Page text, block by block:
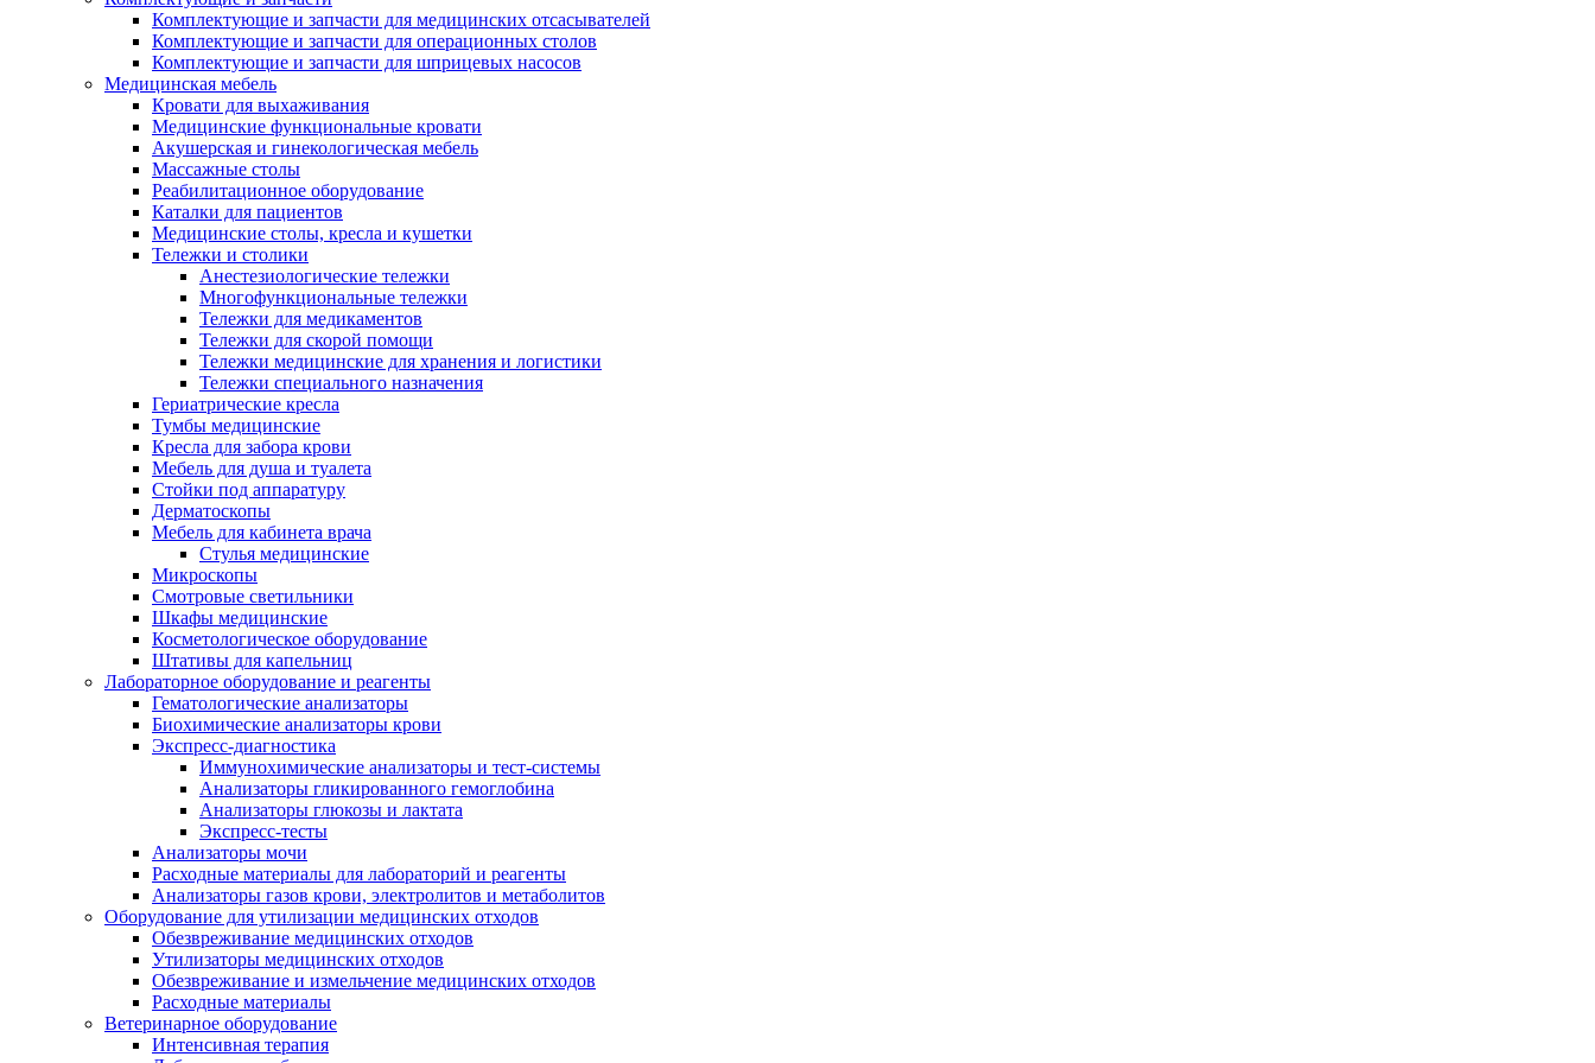
Комплектующие и запчасти для медицинских отсасывателей
Комплектующие и запчасти для операционных столов
Комплектующие и запчасти для шприцевых насосов
Медицинская мебель
Кровати для выхаживания
Медицинские функциональные кровати
Акушерская и гинекологическая мебель
Массажные столы
Реабилитационное оборудование
Каталки для пациентов
Медицинские столы, кресла и кушетки
Тележки и столики
Анестезиологические тележки
Многофункциональные тележки
Тележки для медикаментов
Тележки для скорой помощи
Тележки медицинские для хранения и логистики
Тележки специального назначения
Гериатрические кресла
Тумбы медицинские
Кресла для забора крови
Мебель для душа и туалета
Стойки под аппаратуру
Дерматоскопы
Мебель для кабинета врача
Стулья медицинские
Микроскопы
Смотровые светильники
Шкафы медицинские
Косметологическое оборудование
Штативы для капельниц
Лабораторное оборудование и реагенты
Гематологические анализаторы
Биохимические анализаторы крови
Экспресс-диагностика
Иммунохимические анализаторы и тест-системы
Анализаторы гликированного гемоглобина
Анализаторы глюкозы и лактата
Экспресс-тесты
Анализаторы мочи
Расходные материалы для лабораторий и реагенты
Анализаторы газов крови, электролитов и метаболитов
Оборудование для утилизации медицинских отходов
Обезвреживание медицинских отходов
Утилизаторы медицинских отходов
Обезвреживание и измельчение медицинских отходов
Расходные материалы
Ветеринарное оборудование
Интенсивная терапия